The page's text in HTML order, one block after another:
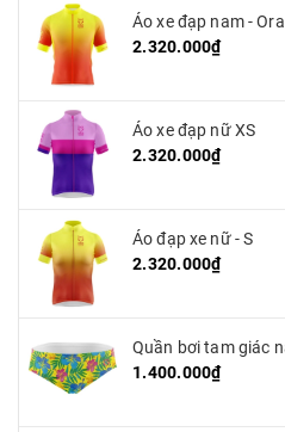
Áo xe đạp nam -
2.320.000₫
Áo xe đạp nữ XS
2.320.000₫
Áo đạp xe nữ - S
2.320.000₫
Quần bơi tam giác
1.400.000₫